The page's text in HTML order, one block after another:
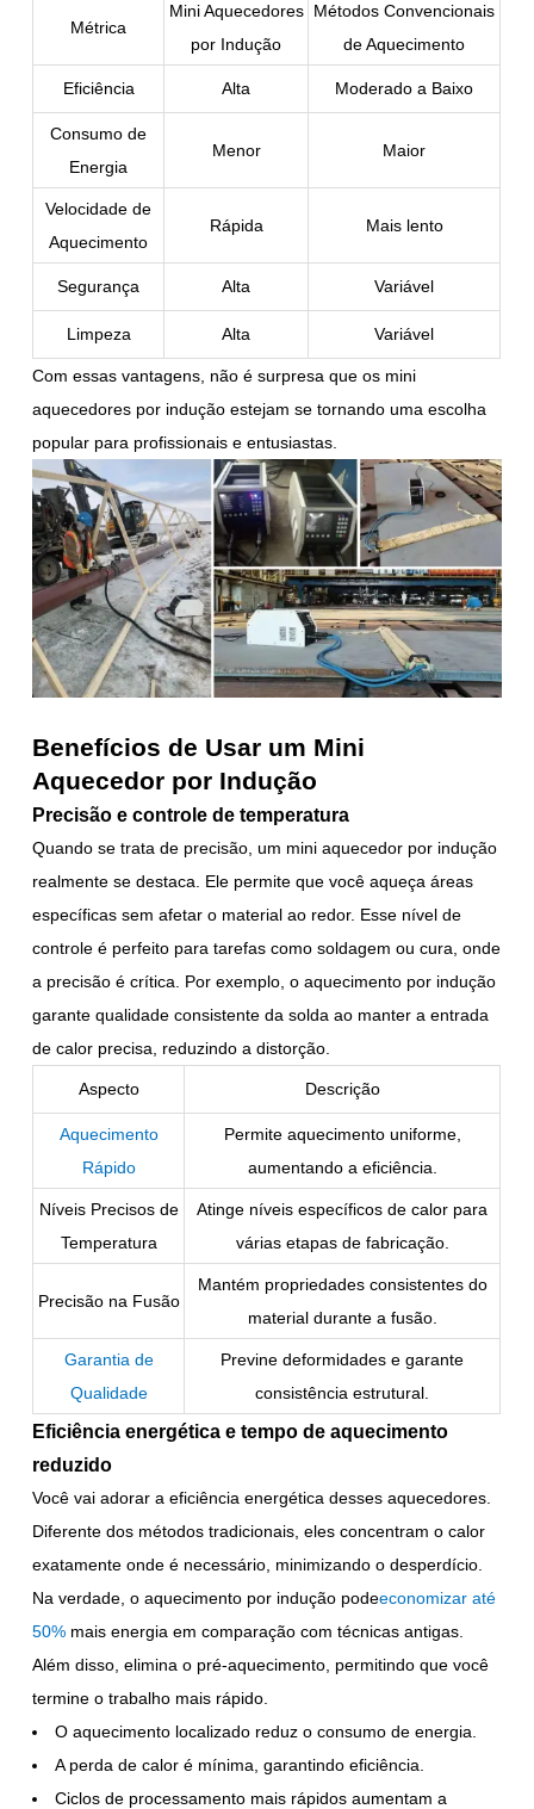
Métrica
Mini Aquecedores
por Indução
Métodos Convencionais
de Aquecimento
Eficiência Alta Moderado a Baixo
Consumo de
Energia
Menor Maior
Velocidade de
Aquecimento
Rápida Mais lento
Segurança Alta Variável
Limpeza Alta Variável
Com essas vantagens, não é surpresa que os mini
aquecedores por indução estejam se tornando uma escolha
popular para profissionais e entusiastas.
Benefícios de Usar um Mini
Aquecedor por Indução
Precisão e controle de temperatura
Quando se trata de precisão, um mini aquecedor por indução
realmente se destaca. Ele permite que você aqueça áreas
específicas sem afetar o material ao redor. Esse nível de
controle é perfeito para tarefas como soldagem ou cura, onde
a precisão é crítica. Por exemplo, o aquecimento por indução
garante qualidade consistente da solda ao manter a entrada
de calor precisa, reduzindo a distorção.
Aspecto Descrição
Aquecimento
Rápido
Permite aquecimento uniforme,
aumentando a eficiência.
Níveis Precisos de
Temperatura
Atinge níveis específicos de calor para
várias etapas de fabricação.
Precisão na Fusão
Mantém propriedades consistentes do
material durante a fusão.
Garantia de
Qualidade
Previne deformidades e garante
consistência estrutural.
Eficiência energética e tempo de aquecimento
reduzido
Você vai adorar a eficiência energética desses aquecedores.
Diferente dos métodos tradicionais, eles concentram o calor
exatamente onde é necessário, minimizando o desperdício.
Na verdade, o aquecimento por indução podeeconomizar até
50% mais energia em comparação com técnicas antigas.
Além disso, elimina o pré-aquecimento, permitindo que você
termine o trabalho mais rápido.
O aquecimento localizado reduz o consumo de energia.
A perda de calor é mínima, garantindo eficiência.
Ciclos de processamento mais rápidos aumentam a